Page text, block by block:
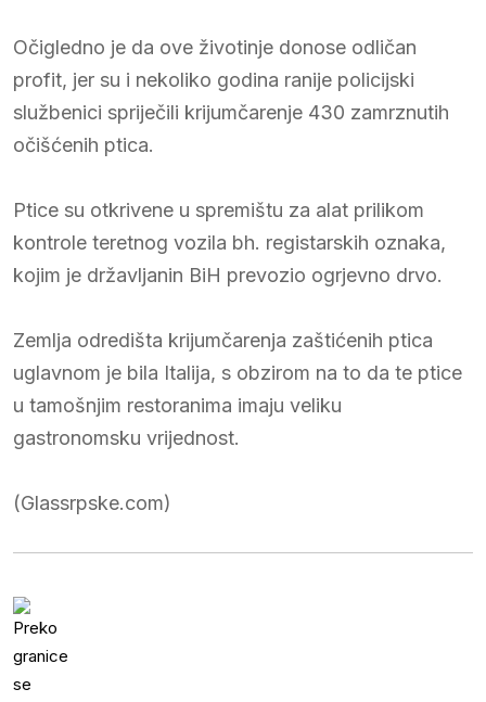
Očigledno je da ove životinje donose odličan
profit, jer su i nekoliko godina ranije policijski
službenici spriječili krijumčarenje 430 zamrznutih
očišćenih ptica.
Ptice su otkrivene u spremištu za alat prilikom
kontrole teretnog vozila bh. registarskih oznaka,
kojim je državljanin BiH prevozio ogrjevno drvo.
Zemlja odredišta krijumčarenja zaštićenih ptica
uglavnom je bila Italija, s obzirom na to da te ptice
u tamošnjim restoranima imaju veliku
gastronomsku vrijednost.
(Glassrpske.com)